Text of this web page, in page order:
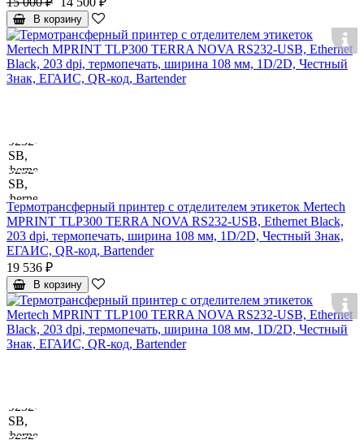
В корзину
Термотрансферный принтер с отделителем этикеток Mertech
MPRINT TLP300 TERRA NOVA RS232-USB, Ethernet Black,
203 dpi, термопечать, ширина 108 мм, 1D/2D, Честный Знак,
ЕГАИС, QR-код, Bartender
19 536 ₽
В корзину